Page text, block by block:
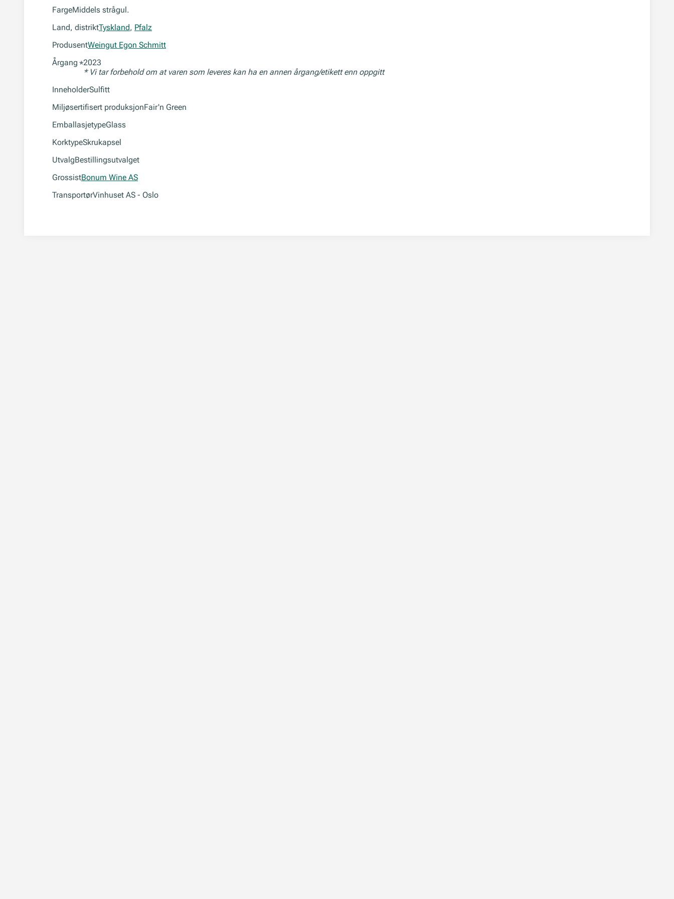
FargeMiddels strågul.
Land, distriktTyskland, Pfalz
ProdusentWeingut Egon Schmitt
Årgang *2023
* Vi tar forbehold om at varen som leveres kan ha en annen årgang/etikett enn oppgitt
InneholderSulfitt
Miljøsertifisert produksjonFair'n Green
EmballasjetypeGlass
KorktypeSkrukapsel
UtvalgBestillingsutvalget
GrossistBonum Wine AS
TransportørVinhuset AS - Oslo